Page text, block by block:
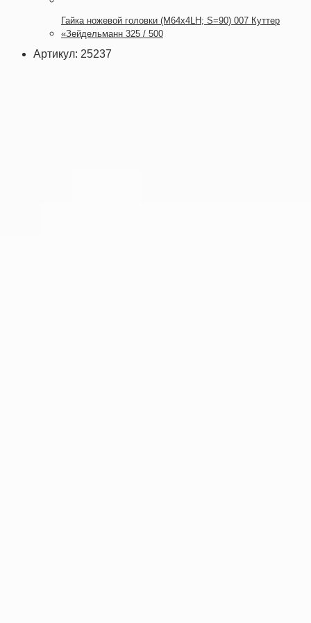
Гайка ножевой головки (М64х4LH; S=90) 007 Куттер
«Зейдельманн 325 / 500
Артикул: 25237